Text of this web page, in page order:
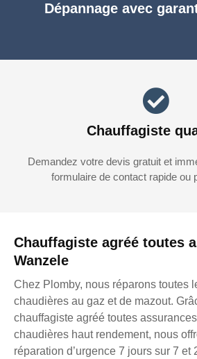
Chauffagiste agréé toutes
Wanzele
Chez Plomby, nous réparons toutes
chaudières au gaz et de mazout.
chauffagiste agréé toutes
chaudières haut rendement, nous
réparation d’urgence 7 jours sur 7 et
Dépannage avec
Chauffagiste
Demandez votre devis gratuit et
formulaire de contact rapide ou